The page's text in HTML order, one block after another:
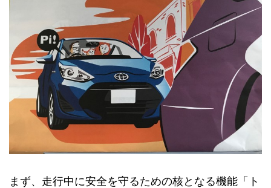
まず、走行中に安全を守るための核となる機能「ト